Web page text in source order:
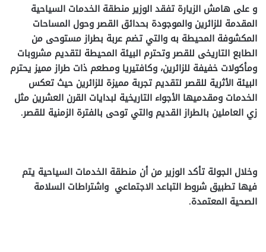
و على هامش الزيارة تفقد الوزير منطقة الخدمات السياحية
المقدمة للزائرين والموجودة بحدائق القصر وحول المساحات
المكشوفة المحيطة به والتي تضم عربة بطراز مستوحى من
الطابع التاريخى للقصر وتحترم البيئة المحيطة لتقديم مشروبات
ومأكولات خفيفة للزائرين، وكافتيريا ومطعم ذات طراز مميز يحترم
البيئة الأثرية للقصر لتقديم تجربة مميزة للزائرين حيث تعكس
الخدمات ومقدميها الأجواء التاريخية لبدايات القرن العشرين مثل
زي العاملين بالطراز القديم والتي توحى بالفترة الزمنية للقصر.
وخلال الجولة تأكد الوزير من أن منطقة الخدمات السياحية يتم
فيها تطبيق شروط التباعد الاجتماعي واشتراطات السلامة
الصحية المعتمدة.